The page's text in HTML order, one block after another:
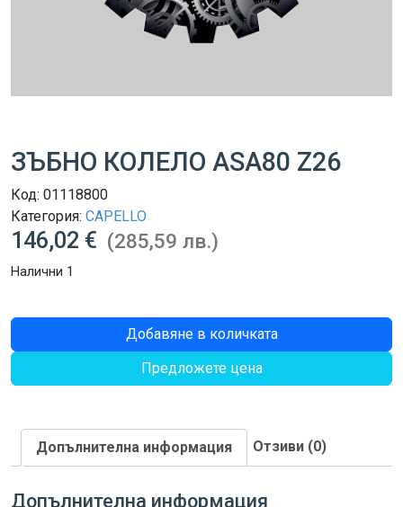
ЗЪБНО КОЛЕЛО ASA80 Z26
Код: 01118800
Категория: CAPELLO
146,02 € (285,59 лв.)
Налични 1
количество
за
КОЛЕЛО
Z26
Добавяне в количката
Предложете цена
Допълнителна информация Отзиви (0)
Допълнителна информация